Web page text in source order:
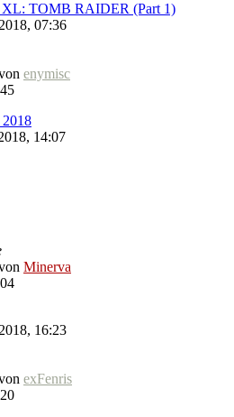
XL: TOMB RAIDER (Part 1)
07:36
enymisc
14:07
Minerva
16:23
exFenris